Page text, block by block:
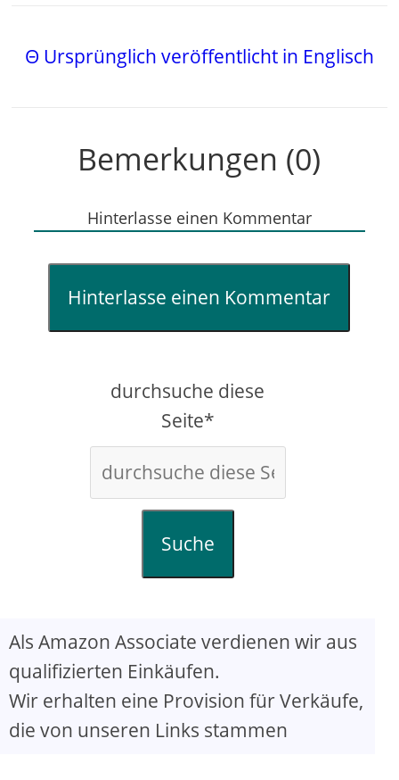
Θ Ursprünglich veröffentlicht in Englisch
Bemerkungen (0)
Hinterlasse einen Kommentar
Hinterlasse einen Kommentar
durchsuche diese
Seite*
Suche
Als Amazon Associate verdienen wir aus
qualifizierten Einkäufen.
Wir erhalten eine Provision für Verkäufe,
die von unseren Links stammen